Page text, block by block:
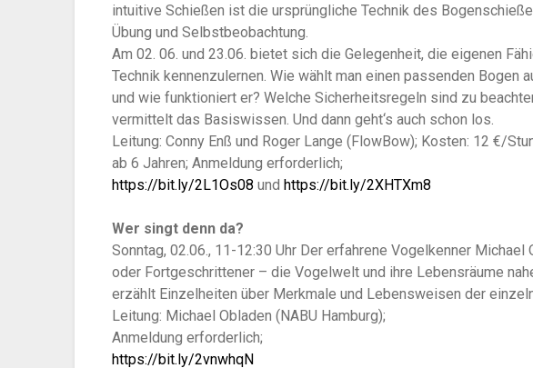
intuitive Schießen ist die ursprüngliche Technik des
Übung und Selbstbeobachtung.
Am 02. 06. und 23.06. bietet sich die Gelegenheit, die eigenen
Technik kennenzulernen. Wie wählt man einen passenden Bogen
und wie funktioniert er? Welche Sicherheitsregeln sind zu
vermittelt das Basiswissen. Und dann geht‘s auch schon los.
Leitung: Conny Enß und Roger Lange (FlowBow); Kosten: 12 €/
ab 6 Jahren; Anmeldung erforderlich;
https://bit.ly/2L1Os08 undhttps://bit.ly/2XHTXm8
Wer singt denn da?
Sonntag, 02.06., 11-12:30 Uhr Der erfahrene Vogelkenner
oder Fortgeschrittener – die Vogelwelt und ihre Lebensräume
erzählt Einzelheiten über Merkmale und Lebensweisen der
Leitung: Michael Obladen (NABU Hamburg);
Anmeldung erforderlich;
https://bit.ly/2vnwhqN